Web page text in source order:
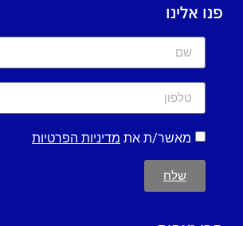
פנו אלינו
מאשר/ת את מדיניות הפרטיות
שלח